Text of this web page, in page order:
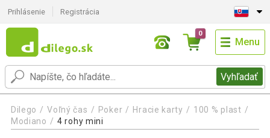
Prihlásenie Registrácia
Vyhľadať
0
Menu
Dilego Voľný čas Poker Hracie karty
100 % plast
Modiano
4 rohy mini